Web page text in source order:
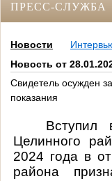
ПРЕСС-СЛУЖБА
Новости
Новость от
Свидетель осужден
показания
Вступил
Целинного
2024 года в
района